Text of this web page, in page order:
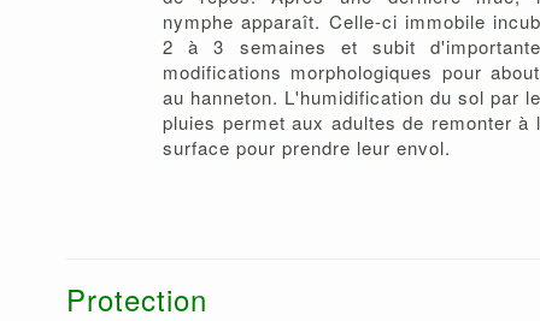
nymphe apparaît. Celle-ci immobile
2 à 3 semaines et subit
modifications morphologiques pour
au hanneton. L'humidification du sol par
pluies permet aux adultes de remonter à
surface pour prendre leur envol.
Protection